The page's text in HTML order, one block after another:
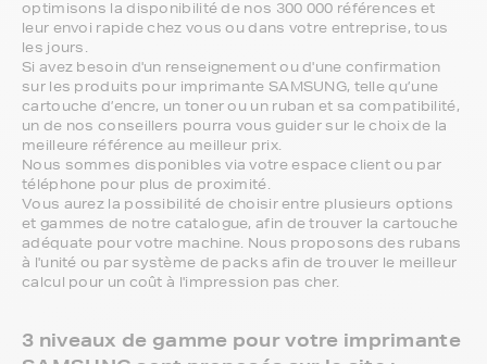
optimisons la disponibilité de nos 300 000 références et
leur envoi rapide chez vous ou dans votre entreprise, tous
les jours.
Si avez besoin d'un renseignement ou d'une confirmation
sur les produits pour imprimante SAMSUNG, telle qu’une
cartouche d’encre, un toner ou un ruban et sa compatibilité,
un de nos conseillers pourra vous guider sur le choix de la
meilleure référence au meilleur prix.
Nous sommes disponibles via votre espace client ou par
téléphone pour plus de proximité.
Vous aurez la possibilité de choisir entre plusieurs options
et gammes de notre catalogue, afin de trouver la cartouche
adéquate pour votre machine. Nous proposons des rubans
à l'unité ou par système de packs afin de trouver le meilleur
calcul pour un coût à l'impression pas cher.
3 niveaux de gamme pour votre imprimante